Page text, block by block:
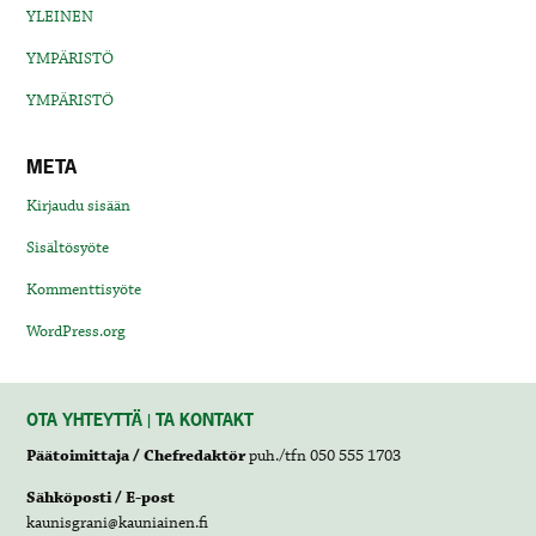
YLEINEN
YMPÄRISTÖ
YMPÄRISTÖ
META
Kirjaudu sisään
Sisältösyöte
Kommenttisyöte
WordPress.org
OTA YHTEYTTÄ | TA KONTAKT
Päätoimittaja / Chefredaktörpuh./tfn 050 555 1703
Sähköposti / E-post
kaunisgrani@kauniainen.fi